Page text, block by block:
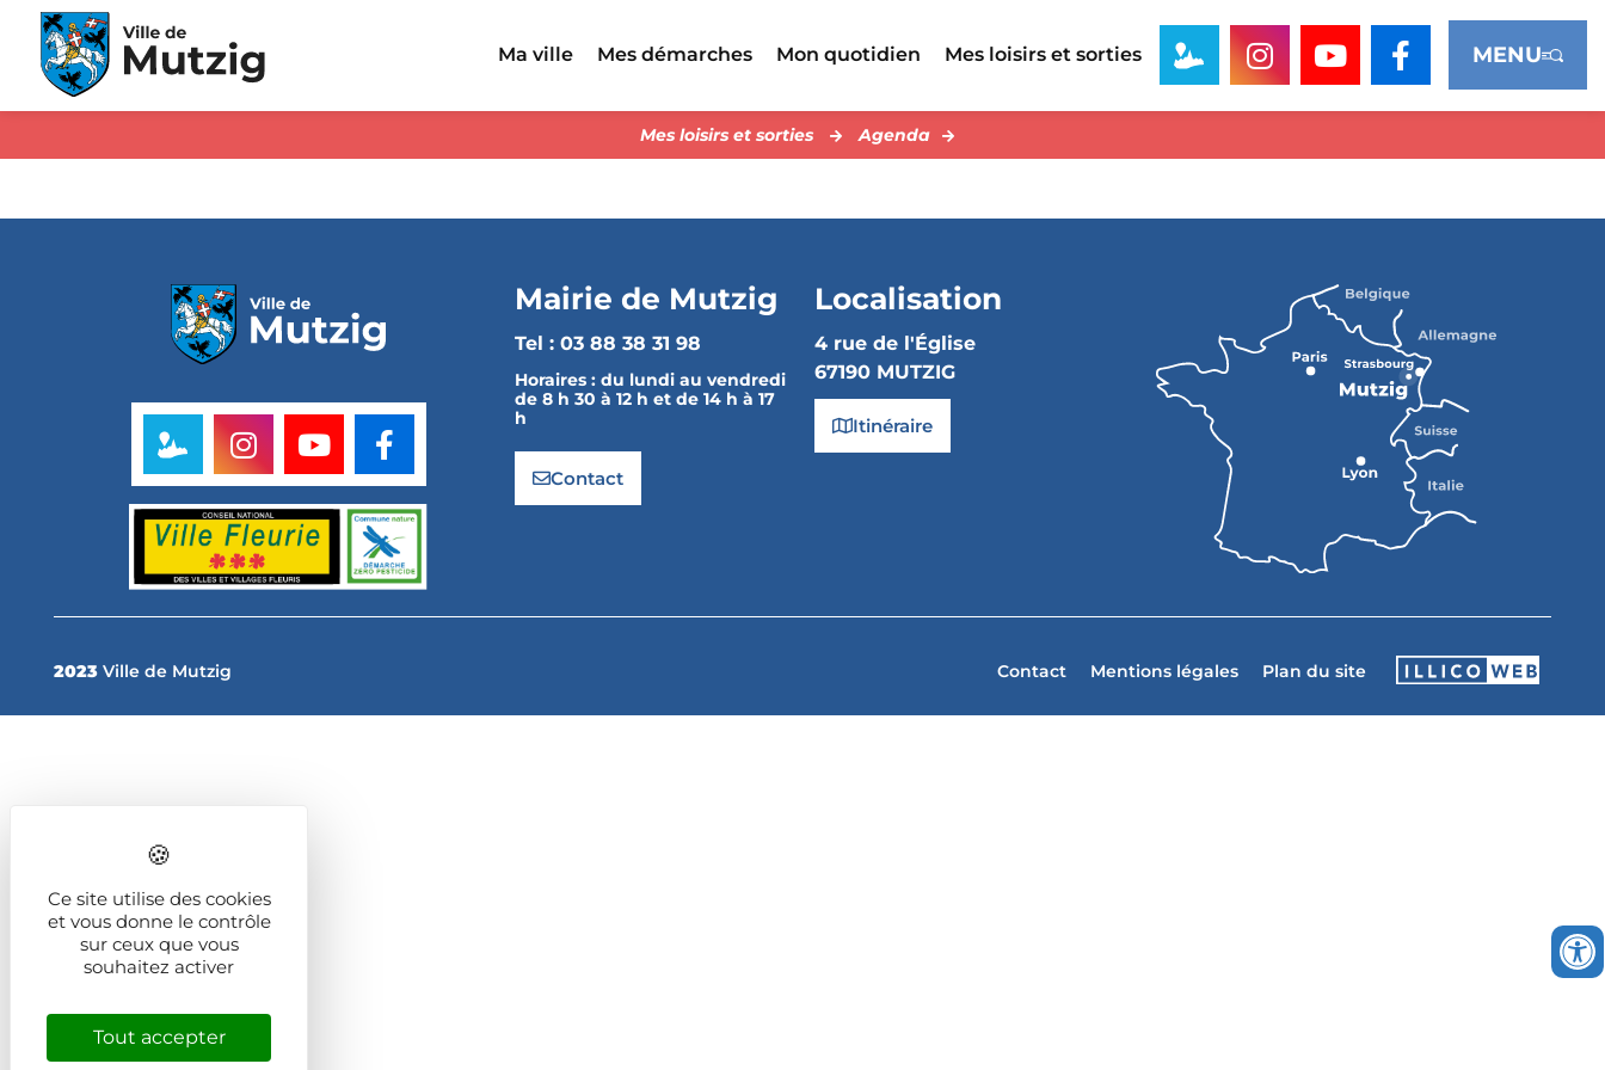
Ma ville Mes démarches Mon quotidien Mes loisirs et sorties MENU
Mes loisirs et sorties Agenda
Mairie de Mutzig
Tel : 03 88 38 31 98
Horaires : du lundi au vendredi
de 8 h 30 à 12 h et de 14 h à 17
h
Contact
Localisation
4 rue de l'Église
67190 MUTZIG
Itinéraire
2023 Ville de Mutzig Contact Mentions légales Plan du site
Panneau de gestion des cookies
Ce site utilise des cookies
et vous donne le contrôle
sur ceux que vous
souhaitez activer
Tout accepter